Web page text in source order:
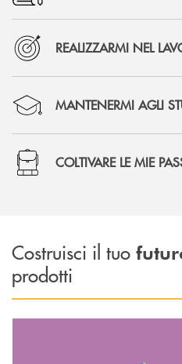
REALIZZARMI NEL
MANTENERMI AGLI
COLTIVARE LE MIE
Costruisci il tuo
prodotti